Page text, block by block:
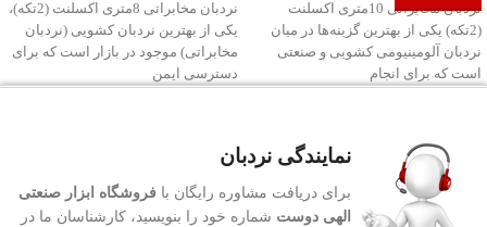
نردبان مخابراتی 10متری اکسلنت
(2تکه) یکی از بهترین گزینه‌ها در میان
نردبان‌ آلومینیومی کشویی و صنعتی
است که برای انجام
نردبان مخابراتی 8متری اکسلنت (2تکه)،
یکی از بهترین نردبان‌ کشویی (نردبان
مخابراتی) موجود در بازار است که برای
دسترسی ایمن
نمایندگی نردبان
برای دریافت مشاوره رایگان با فروشگاه ابزار صنعتی
الهی دوست شماره خود را بنویسید، کارشناسان ما در